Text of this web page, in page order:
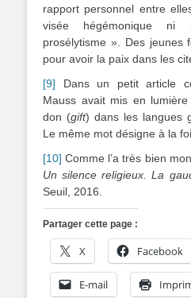
rapport personnel entre
visée hégémonique ni
prosélytisme ». Des jeunes
pour avoir la paix dans les
[9] Dans un petit article
Mauss avait mis en
don (gift) dans les langues
Le même mot désigne à la
[10] Comme l’a très bien
Un silence religieux. La
Seuil, 2016.
Partager cette page :
X Facebook
E-mail